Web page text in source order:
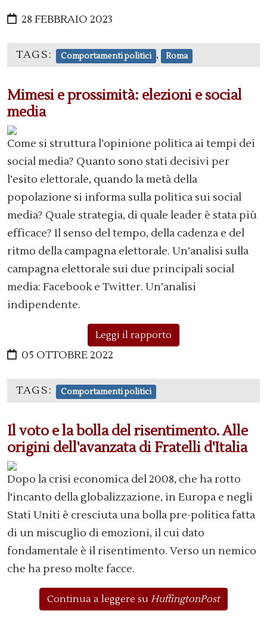
28 FEBBRAIO 2023
TAGS: Comportamenti politici , Roma
Mimesi e prossimità: elezioni e social
media
Come si struttura l’opinione politica ai tempi dei
social media? Quanto sono stati decisivi per
l’esito elettorale, quando la metà della
popolazione si informa sulla politica sui social
media? Quale strategia, di quale leader è stata più
efficace? Il senso del tempo, della cadenza e del
ritmo della campagna elettorale. Un’analisi sulla
campagna elettorale sui due principali social
media: Facebook e Twitter. Un’analisi
indipendente.
Leggi il rapporto
05 OTTOBRE 2022
TAGS: Comportamenti politici
Il voto e la bolla del risentimento. Alle
origini dell'avanzata di Fratelli d'Italia
Dopo la crisi economica del 2008, che ha rotto
l'incanto della globalizzazione, in Europa e negli
Stati Uniti è cresciuta una bolla pre-politica fatta
di un miscuglio di emozioni, il cui dato
fondamentale è il risentimento. Verso un nemico
che ha preso molte facce.
Continua a leggere su HuffingtonPost